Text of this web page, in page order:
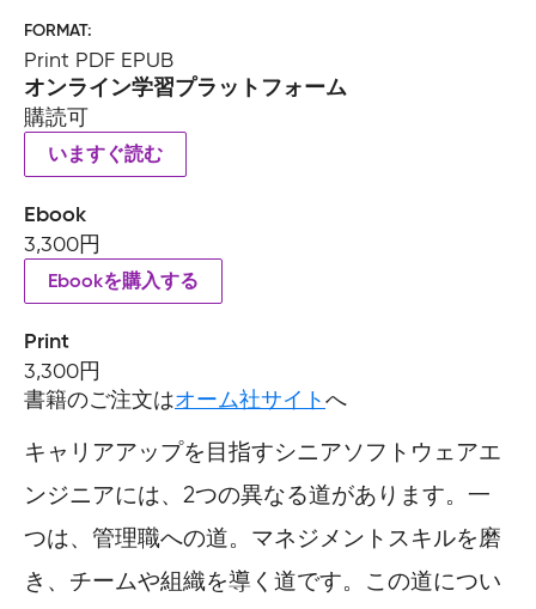
FORMAT
Print PDF EPUB
オンライン学習プラットフォーム
購読可
いますぐ読む
Ebook
3,300円
Ebookを購入する
Print
3,300円
書籍のご注文はオーム社サイトへ
キャリアアップを目指すシニアソフトウェアエ
ンジニアには、2つの異なる道があります。一
つは、管理職への道。マネジメントスキルを磨
き、チームや組織を導く道です。この道につい